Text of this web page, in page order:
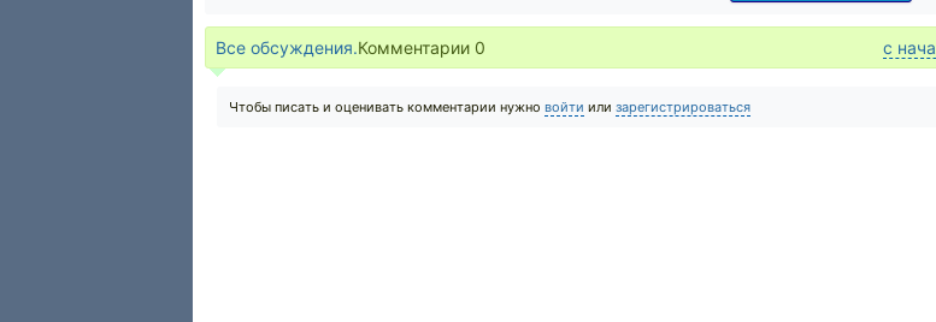
Все обсуждения.Комментарии 0 с
Чтобы писать и оценивать комментарии нужно войти или зарегистрироваться